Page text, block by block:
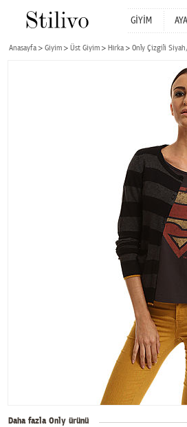
GİYİM
Anasayfa Giyim Üst Giyim Hırka Only Çizgili
Daha fazla Only ürünü